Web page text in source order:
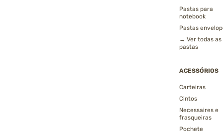
Pastas para
notebook
Pastas
→ Ver todas as
pastas
ACESSÓRIOS
Carteiras
Cintos
Necessaires e
frasqueiras
Pochete